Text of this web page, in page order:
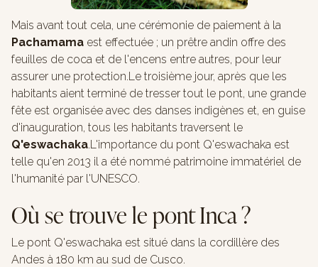
Mais avant tout cela, une cérémonie de paiement à la
Pachamama est effectuée ; un prêtre andin offre des
feuilles de coca et de l'encens entre autres, pour leur
assurer une protection.Le troisième jour, après que les
habitants aient terminé de tresser tout le pont, une grande
fête est organisée avec des danses indigènes et, en guise
d'inauguration, tous les habitants traversent le
Q'eswachaka.L'importance du pont Q'eswachaka est
telle qu'en 2013 il a été nommé patrimoine immatériel de
l'humanité par l'UNESCO.
Où se trouve le pont Inca ?
Le pont Q'eswachaka est situé dans la cordillère des
Andes à 180 km au sud de Cusco.